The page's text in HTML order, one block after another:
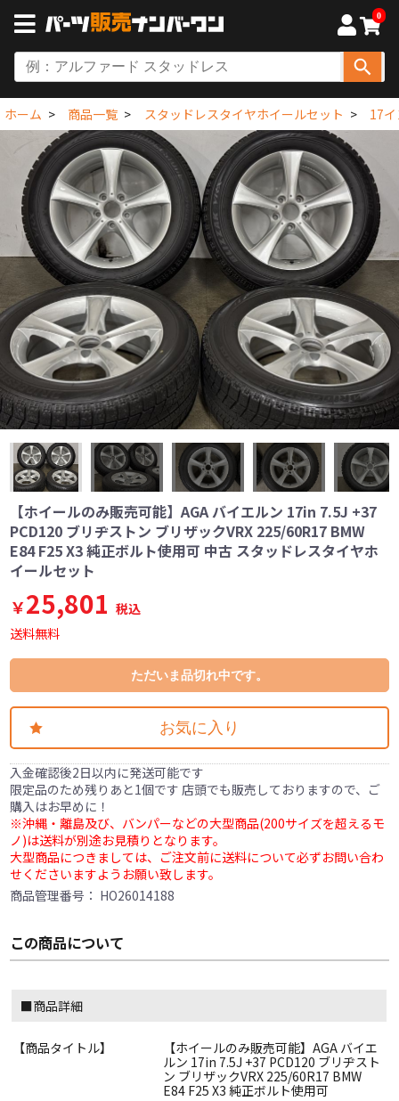
0
ホーム 商品一覧 スタッドレスタイヤホイールセット 17
【ホイールのみ販売可能】AGA バイエルン 17in 7.5J +37
PCD120 ブリヂストン ブリザックVRX 225/60R17 BMW
E84 F25 X3 純正ボルト使用可 中古 スタッドレスタイヤホ
イールセット
￥25,801 税込
送料無料
ただいま品切れ中です。
お気に入り
入金確認後2日以内に発送可能です
限定品のため残りあと1個です 店頭でも販売しておりますので、ご
購入はお早めに！
※沖縄・離島及び、バンパーなどの大型商品(200サイズを超えるモ
ノ)は送料が別途お見積りとなります。
大型商品につきましては、ご注文前に送料について必ずお問い合わ
せくださいますようお願い致します。
商品管理番号： HO26014188
この商品について
■商品詳細
【商品タイトル】
【ホイールのみ販売可能】AGA バイエ
ルン 17in 7.5J +37 PCD120 ブリヂスト
ン ブリザックVRX 225/60R17 BMW
E84 F25 X3 純正ボルト使用可